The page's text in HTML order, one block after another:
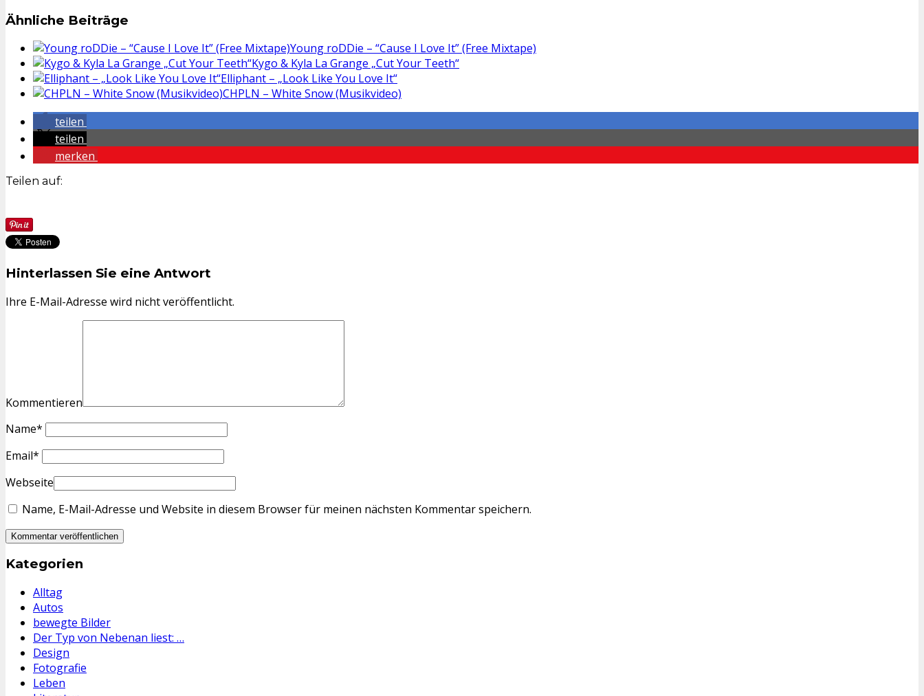
Ähnliche Beiträge
Young roDDie – “Cause I Love It” (Free Mixtape)
Kygo & Kyla La Grange „Cut Your Teeth“
Elliphant – „Look Like You Love It“
CHPLN – White Snow (Musikvideo)
teilen
teilen
merken
Teilen auf:
Hinterlassen Sie eine Antwort
Ihre E-Mail-Adresse wird nicht veröffentlicht.
Kommentieren
Name*
Email*
Webseite
Name, E-Mail-Adresse und Website in diesem Browser für meinen nächsten Kommentar speichern.
Kategorien
Alltag
Autos
bewegte Bilder
Der Typ von Nebenan liest: …
Design
Fotografie
Leben